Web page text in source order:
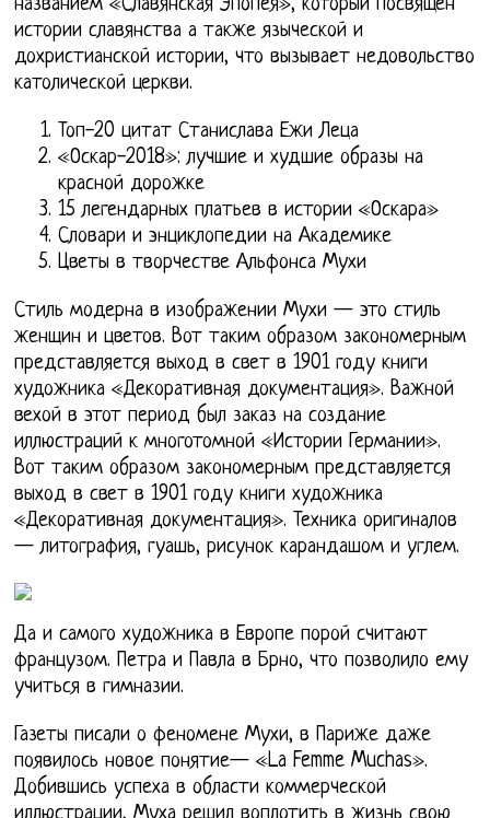
названием «Славянская Эпопея», который посвящен
истории славянства а также языческой и
дохристианской истории, что вызывает недовольство
католической церкви.
Топ-20 цитат Станислава Ежи Леца
«Оскар-2018»: лучшие и худшие образы на
красной дорожке
15 легендарных платьев в истории «Оскара»
Словари и энциклопедии на Академике
Цветы в творчестве Альфонса Мухи
Стиль модерна в изображении Мухи — это стиль
женщин и цветов. Вот таким образом закономерным
представляется выход в свет в 1901 году книги
художника «Декоративная документация». Важной
вехой в этот период был заказ на создание
иллюстраций к многотомной «Истории Германии».
Вот таким образом закономерным представляется
выход в свет в 1901 году книги художника
«Декоративная документация». Техника оригиналов
— литография, гуашь, рисунок карандашом и углем.
Да и самого художника в Европе порой считают
французом. Петра и Павла в Брно, что позволило ему
учиться в гимназии.
Газеты писали о феномене Мухи, в Париже даже
появилось новое понятие— «La Femme Muchas».
Добившись успеха в области коммерческой